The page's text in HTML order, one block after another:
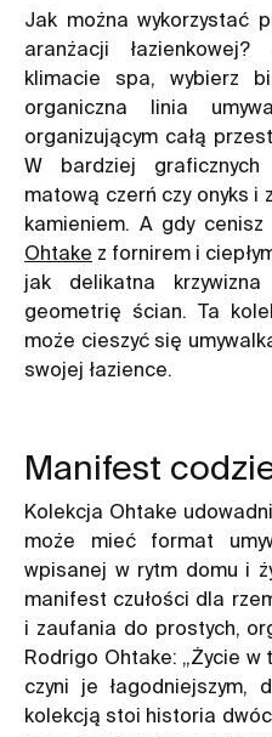
Jak można wykorzystać
aranżacji
klimacie spa, wybierz
organiczna linia
organizującym całą
W bardziej
matową czerń czy onyks i
kamieniem. A gdy
Ohtake z fornirem i
jak delikatna
geometrię ścian. Ta
może cieszyć się
swojej łazience.
Manifest
Kolekcja Ohtake
może mieć format
wpisanej w rytm domu i
manifest czułości dla
i zaufania do prostych,
Rodrigo Ohtake: „Życie
czyni je łagodniejszym,
kolekcją stoi historia